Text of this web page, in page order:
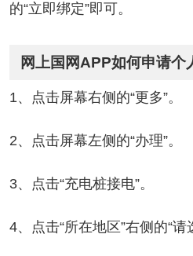
的“立即绑定”即可。
网上国网APP如何申请个
1、点击屏幕右侧的“更多”。
2、点击屏幕左侧的“办理”。
3、点击“充电桩接电”。
4、点击“所在地区”右侧的“请